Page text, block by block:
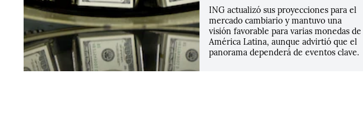
ING actualizó sus proyecciones para el
mercado cambiario y mantuvo una
visión favorable para varias monedas de
América Latina, aunque advirtió que el
panorama dependerá de eventos clave.